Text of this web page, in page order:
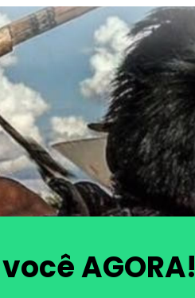
AGORA!